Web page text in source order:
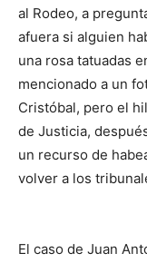
al Rodeo, a
afuera si alguien
una rosa tatuadas
mencionado a un
Cristóbal, pero el
de Justicia,
un recurso de
volver a los
El caso de Juan